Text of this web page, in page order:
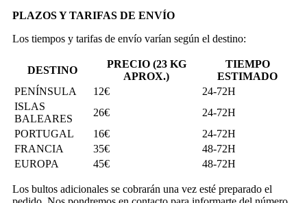
PLAZOS Y TARIFAS DE ENVÍO
Los tiempos y tarifas de envío varían según el destino:
DESTINO
PRECIO (23 KG
APROX.)
TIEMPO
ESTIMADO
PENÍNSULA
12€
24-72H
ISLAS
BALEARES
26€
24-72H
PORTUGAL
16€
24-72H
FRANCIA
35€
48-72H
EUROPA
45€ 48-72H
Los bultos adicionales se cobrarán una vez esté preparado el